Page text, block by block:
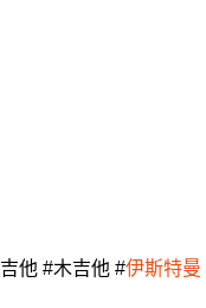
吉他 #木吉他 #伊斯特曼